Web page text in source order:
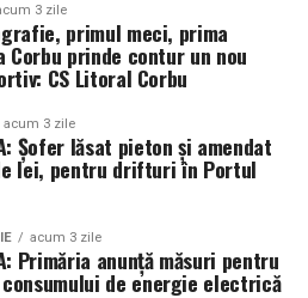
care hotăra contopirea
cu Oficiul Statistic din
Pop-Marţian ca
pentru Principatele Unite
în contextul izbucnirii
invada Belgia, iar ca
declarat război Germaniei.
neutralitatea
3 zile
primul meci, prima
Corbu prinde contur un nou
CS Litoral Corbu
acum 3 zile
Șofer lăsat pieton și amendat
lei, pentru drifturi în Portul
acum 3 zile
Primăria anunță măsuri pentru
de energie electrică